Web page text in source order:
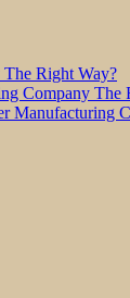
Right Way?
Company The
Manufacturing